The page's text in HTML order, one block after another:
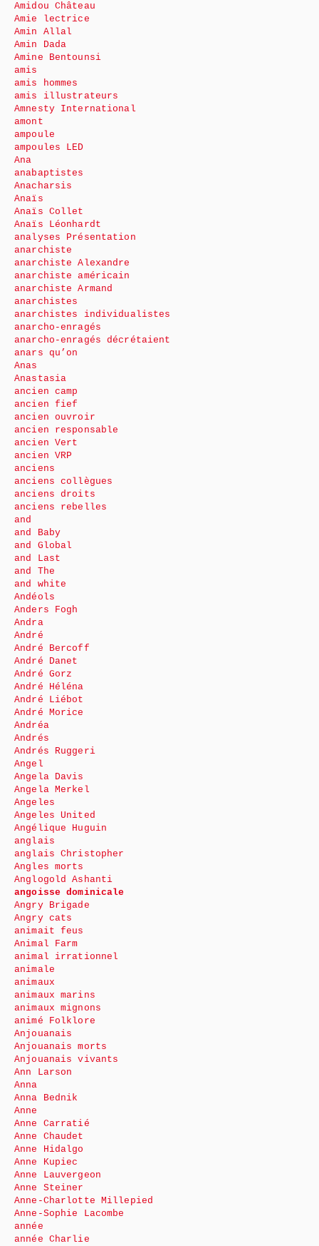
Amidou Château
Amie lectrice
Amin Allal
Amin Dada
Amine Bentounsi
amis
amis hommes
amis illustrateurs
Amnesty International
amont
ampoule
ampoules LED
Ana
anabaptistes
Anacharsis
Anaïs
Anaïs Collet
Anaïs Léonhardt
analyses Présentation
anarchiste
anarchiste Alexandre
anarchiste américain
anarchiste Armand
anarchistes
anarchistes individualistes
anarcho-enragés
anarcho-enragés décrétaient
anars qu’on
Anas
Anastasia
ancien camp
ancien fief
ancien ouvroir
ancien responsable
ancien Vert
ancien VRP
anciens
anciens collègues
anciens droits
anciens rebelles
and
and Baby
and Global
and Last
and The
and white
Andéols
Anders Fogh
Andra
André
André Bercoff
André Danet
André Gorz
André Héléna
André Liébot
André Morice
Andréa
Andrés
Andrés Ruggeri
Angel
Angela Davis
Angela Merkel
Angeles
Angeles United
Angélique Huguin
anglais
anglais Christopher
Angles morts
Anglogold Ashanti
angoisse dominicale
Angry Brigade
Angry cats
animait feus
Animal Farm
animal irrationnel
animale
animaux
animaux marins
animaux mignons
animé Folklore
Anjouanais
Anjouanais morts
Anjouanais vivants
Ann Larson
Anna
Anna Bednik
Anne
Anne Carratié
Anne Chaudet
Anne Hidalgo
Anne Kupiec
Anne Lauvergeon
Anne Steiner
Anne-Charlotte Millepied
Anne-Sophie Lacombe
année
année Charlie